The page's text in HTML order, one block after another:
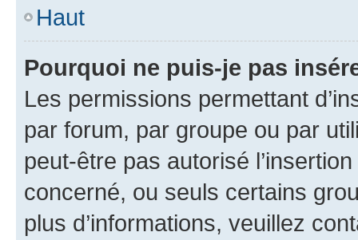
Haut
Pourquoi ne puis-je pas
Les permissions permettant
par forum, par groupe ou par
peut-être pas autorisé
concerné, ou seuls certains
plus d’informations, veuillez